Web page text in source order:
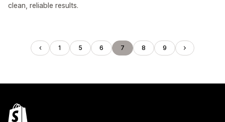
clean, reliable results.
1 5 6 7 8 9